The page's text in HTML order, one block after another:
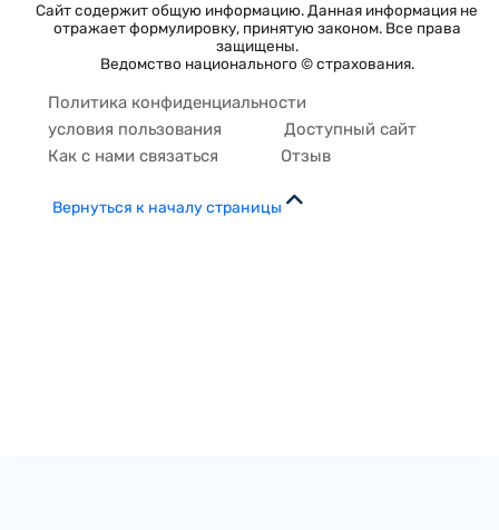
Сайт содержит общую информацию. Данная информация не
отражает формулировку, принятую законом. Все права
защищены.
Ведомство национального © страхования.
Политика конфиденциальности
условия пользования
Доступный сайт
Как с нами связаться
Отзыв
Вернуться к началу страницы